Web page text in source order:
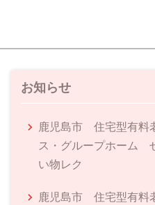
お知らせ
鹿児島市 住宅型有料
ス・グループホーム
い物レク
鹿児島市 住宅型有料